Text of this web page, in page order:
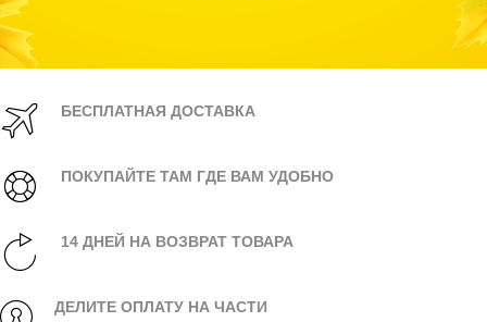
БЕСПЛАТНАЯ ДОСТАВКА
ПОКУПАЙТЕ ТАМ ГДЕ ВАМ УДОБНО
14 ДНЕЙ НА ВОЗВРАТ ТОВАРА
ДЕЛИТЕ ОПЛАТУ НА ЧАСТИ